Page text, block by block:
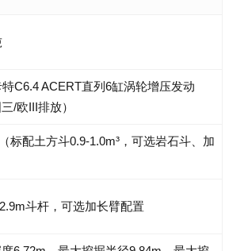
C6.4 ACERT直列6缸涡轮增压发动
/欧III排放）
标配土方斗0.9-1.0m³，可选岩石斗、加
斗杆，可选加长臂配置